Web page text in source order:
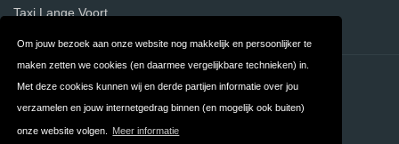
Om jouw bezoek aan onze website nog makkelijk en persoonlijker te
maken zetten we cookies (en daarmee vergelijkbare technieken) in.
Met deze cookies kunnen wij en derde partijen informatie over jou
verzamelen en jouw internetgedrag binnen (en mogelijk ook buiten)
onze website volgen. Meer informatie
Taxi Lange Voort
Contact Privacy
Algemene FAQ